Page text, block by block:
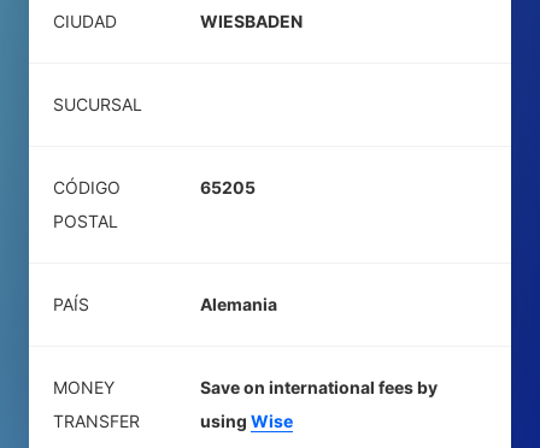
CIUDAD WIESBADEN
SUCURSAL
CÓDIGO
POSTAL
65205
PAÍS Alemania
MONEY
TRANSFER
Save on international fees by
using Wise